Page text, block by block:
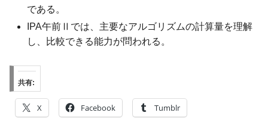
である。
IPA午前Ⅱでは、主要なアルゴリズムの計算量を理解
し、比較できる能力が問われる。
共有:
X Facebook Tumblr